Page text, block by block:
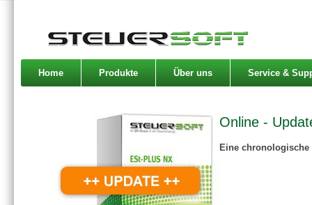
Home Produkte Über uns Service &
Online -
Eine chronologische